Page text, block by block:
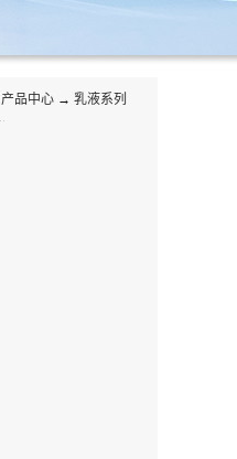
产品中心 → 乳液系列